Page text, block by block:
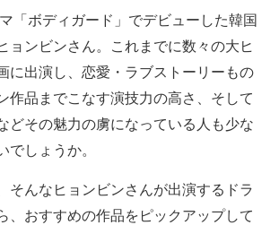
通す
新トレンド
バイスの未来
べて選べる
のヒント
「ボディガード」でデビューした韓国
ョンビンさん。これまでに数々の大ヒ
に出演し、恋愛・ラブストーリーもの
作品までこなす演技力の高さ、そして
どその魅力の虜になっている人も少な
でしょうか。
んなヒョンビンさんが出演するドラ
、おすすめの作品をピックアップして